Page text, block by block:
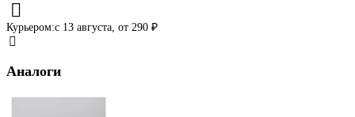
Курьером:c 13 августа, от 290 ₽
Аналоги